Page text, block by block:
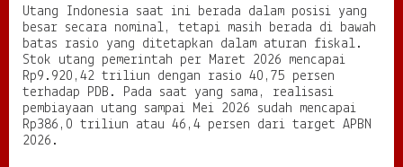
Utang Indonesia saat ini berada dalam posisi yang
besar secara nominal, tetapi masih berada di bawah
batas rasio yang ditetapkan dalam aturan fiskal.
Stok utang pemerintah per Maret 2026 mencapai
Rp9.920,42 triliun dengan rasio 40,75 persen
terhadap PDB. Pada saat yang sama, realisasi
pembiayaan utang sampai Mei 2026 sudah mencapai
Rp386,0 triliun atau 46,4 persen dari target APBN
2026.